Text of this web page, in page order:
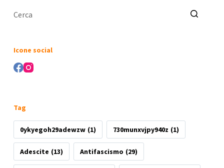
Icone social
Tag
0ykyegoh29adewzw (1) 730munxvjpy940z (1)
Adescite (13) Antifascismo (29)